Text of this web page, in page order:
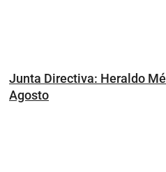
Junta Directiva: Heraldo
Agosto